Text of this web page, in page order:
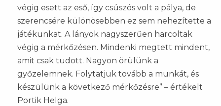
végig esett az eső, így csúszós volt a pálya, de
szerencsére különösebben ez sem nehezítette a
játékunkat. A lányok nagyszerűen harcoltak
végig a mérkőzésen. Mindenki megtett mindent,
amit csak tudott. Nagyon örülünk a
győzelemnek. Folytatjuk tovább a munkát, és
készülünk a következő mérkőzésre” – értékelt
Portik Helga.